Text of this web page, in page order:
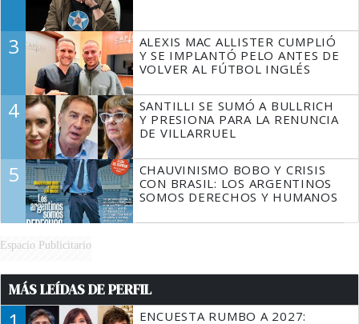
3
ALEXIS MAC ALLISTER CUMPLIÓ
Y SE IMPLANTÓ PELO ANTES DE
VOLVER AL FÚTBOL INGLÉS
4
SANTILLI SE SUMÓ A BULLRICH
Y PRESIONA PARA LA RENUNCIA
DE VILLARRUEL
5
CHAUVINISMO BOBO Y CRISIS
CON BRASIL: LOS ARGENTINOS
SOMOS DERECHOS Y HUMANOS
Espacio Publicitario
MÁS LEÍDAS DE PERFIL
ENCUESTA RUMBO A 2027: